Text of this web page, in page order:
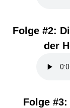
Folge #2:
der
Folge #3: